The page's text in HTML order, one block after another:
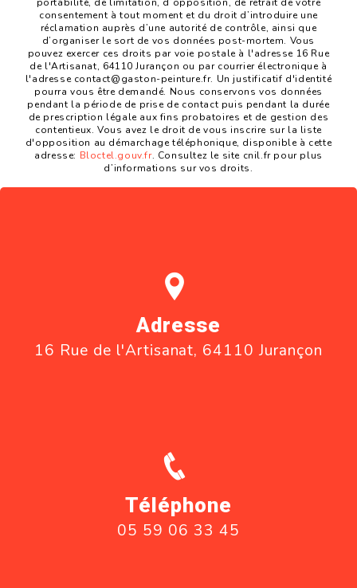
portabilité, de limitation, d’opposition, de retrait de votre
consentement à tout moment et du droit d’introduire une
réclamation auprès d’une autorité de contrôle, ainsi que
d’organiser le sort de vos données post-mortem. Vous
pouvez exercer ces droits par voie postale à l'adresse 16 Rue
de l'Artisanat, 64110 Jurançon ou par courrier électronique à
l'adresse contact@gaston-peinture.fr. Un justificatif d'identité
pourra vous être demandé. Nous conservons vos données
pendant la période de prise de contact puis pendant la durée
de prescription légale aux fins probatoires et de gestion des
contentieux. Vous avez le droit de vous inscrire sur la liste
d'opposition au démarchage téléphonique, disponible à cette
adresse: Bloctel.gouv.fr. Consultez le site cnil.fr pour plus
d’informations sur vos droits.
Adresse
16 Rue de l'Artisanat, 64110 Jurançon
Téléphone
05 59 06 33 45